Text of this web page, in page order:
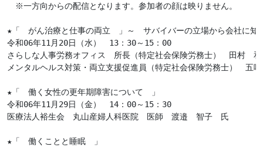
※一方向からの配信となります。参加者の顔は映りません。
★「　がん治療と仕事の両立　」～　サバイバーの立場から会社に知
令和06年11月20日（水）　13：30～15：00
さらしな人事労務オフィス　所長（特定社会保険労務士）　田村　
メンタルヘルス対策・両立支援促進員（特定社会保険労務士）　五
★「　働く女性の更年期障害について　」
令和06年11月29日（金）　14：00～15：30
医療法人裕生会　丸山産婦人科医院　医師　渡邉　智子　氏
★「　働くことと睡眠　」